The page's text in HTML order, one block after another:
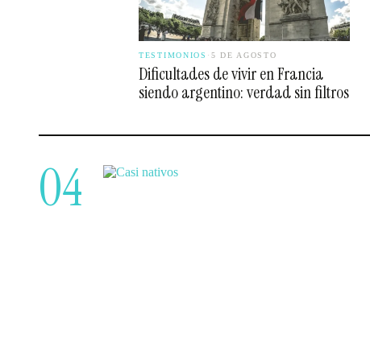
TESTIMONIOS · 5 DE AGOSTO
Dificultades de vivir en Francia
siendo argentino: verdad sin filtros
04